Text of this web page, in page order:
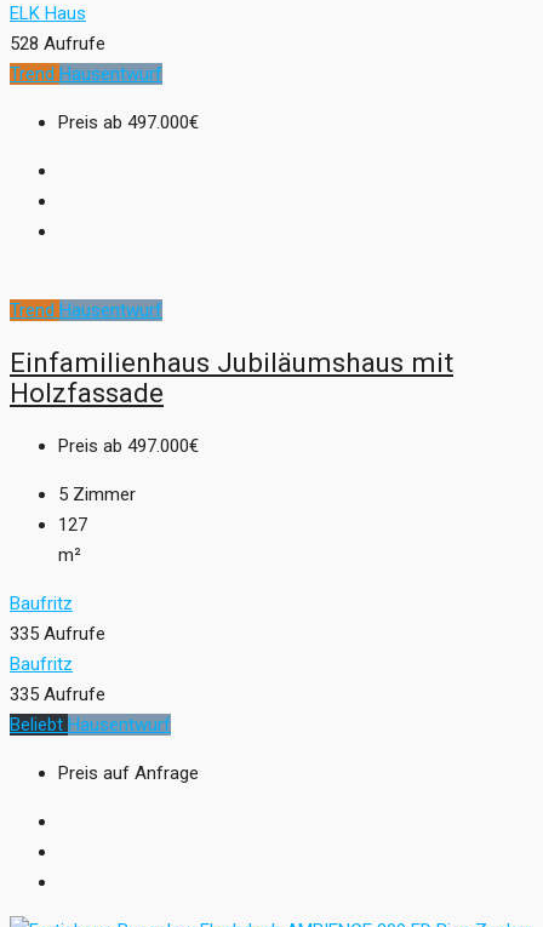
ELK Haus
528 Aufrufe
Trend Hausentwurf
Preis ab 497.000€
Trend Hausentwurf
Einfamilienhaus Jubiläumshaus mit
Holzfassade
Preis ab 497.000€
5 Zimmer
127
m²
Baufritz
335 Aufrufe
Baufritz
335 Aufrufe
Beliebt Hausentwurf
Preis auf Anfrage